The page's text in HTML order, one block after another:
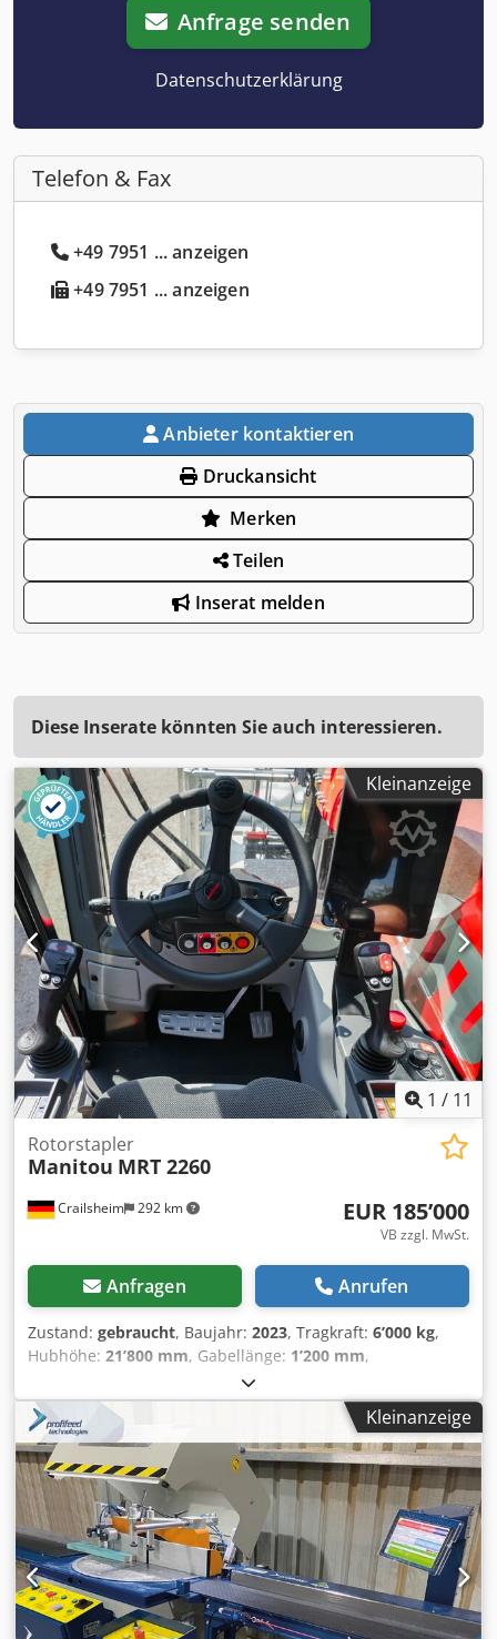
Anfrage senden
Datenschutzerklärung
Telefon & Fax
+49 7951 ... anzeigen
+49 7951 ... anzeigen
Anbieter kontaktieren
Druckansicht
Merken
Teilen
Inserat melden
Diese Inserate könnten Sie auch interessieren.
Kleinanzeige
1 / 11
Crailsheim 292 km
Rotorstapler
Manitou MRT 2260
EUR 185’000
VB zzgl. MwSt.
Anfragen Anrufen
Zustand: gebraucht, Baujahr: 2023, Tragkraft: 6’000 kg,
Hubhöhe: 21’800 mm, Gabellänge: 1’200 mm,
, - Max. Tragkraft 6000 kg -
Max.Hubhöhe 21.80 m - Maximale seitliche Reichweite
18.20 m - Kippwinkel a4 12 ° - Schüttwinkel a5 110 ° -
Drehung des Oberwagens 360 ° - Gewicht 18000 kg -
Reifenmodelle 445/65 R22,5 - Antriebsräder (vorne /
hinten) 2 / 2 - Lenkart 2-rad Lenkung, 4-rad Lenkung,
Krebsgang - Stützentyp Zweifach-Teleskop - Steuerung mit
Stützen Stützenbefehle einzeln oder gleichzeitig -
Hersteller Yanmar - Motornorm Stage V / Stufe 4 - Motor
Modell 4TN107FHT-6SMU1 - Nennleistung
Verbrennungsmotor / Leistung (kW) 156 Hp / 115 kW - Max.
Kleinanzeige